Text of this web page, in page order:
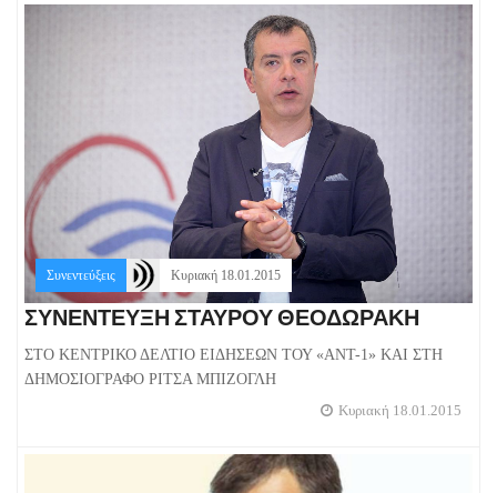
Συνεντεύξεις Κυριακή 18.01.2015
ΣΥΝΕΝΤΕΥΞΗ ΣΤΑΥΡΟΥ ΘΕΟΔΩΡΑΚΗ
ΣΤΟ ΚΕΝΤΡΙΚΟ ΔΕΛΤΙΟ ΕΙΔΗΣΕΩΝ ΤΟΥ «ΑΝΤ-1» ΚΑΙ ΣΤΗ
ΔΗΜΟΣΙΟΓΡΑΦΟ ΡΙΤΣΑ ΜΠΙΖΟΓΛΗ
Κυριακή 18.01.2015